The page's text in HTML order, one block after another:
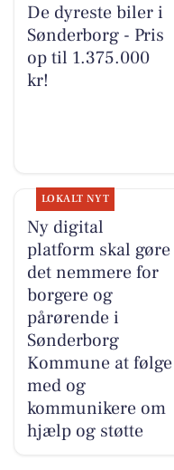
De dyreste biler i
Sønderborg - Pris
op til 1.375.000
kr!
LOKALT NYT
Ny digital
platform skal gøre
det nemmere for
borgere og
pårørende i
Sønderborg
Kommune at følge
med og
kommunikere om
hjælp og støtte